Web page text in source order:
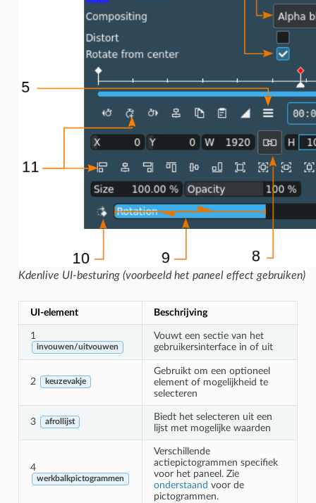
Kdenlive UI-besturing (voorbeeld het paneel effect gebruiken)
UI-element Beschrijving
1
invouwen/uitvouwen
Vouwt een sectie van het
gebruikersinterface in of uit
2 keuzevakje
Gebruikt om een optioneel
element of mogelijkheid te
selecteren
3 afrollijst
Biedt het selecteren uit een
lijst met mogelijke waarden
4
werkbalkpictogrammen
Verschillende
actiepictogrammen specifiek
voor het paneel. Zie
onderstaand voor de
pictogrammen.